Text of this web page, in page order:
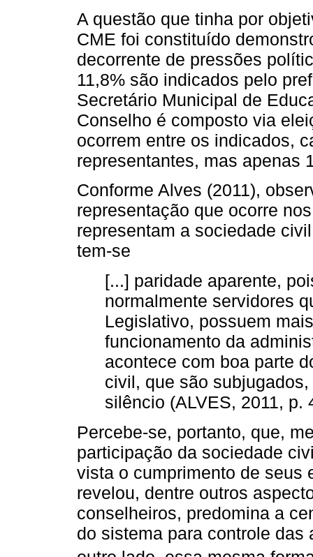
A questão que tinha por
CME foi constituído
decorrente de pressões
11,8% são indicados pelo
Secretário Municipal de
Conselho é composto via
ocorrem entre os indicados,
representantes, mas apenas
Conforme Alves (2011),
representação que ocorre
representam a sociedade
tem-se
[...] paridade aparente,
normalmente servidores
Legislativo, possuem
funcionamento da
acontece com boa parte
civil, que são
silêncio (ALVES, 2011, p.
Percebe-se, portanto, que,
participação da sociedade
vista o cumprimento de seus
revelou, dentre outros
conselheiros, predomina a
do sistema para controle